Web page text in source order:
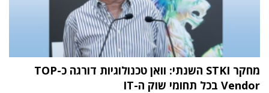
מחקר STKI השנתי: וואן טכנולוגיות דורגה כ-TOP
Vendor בכל תחומי שוק ה-IT